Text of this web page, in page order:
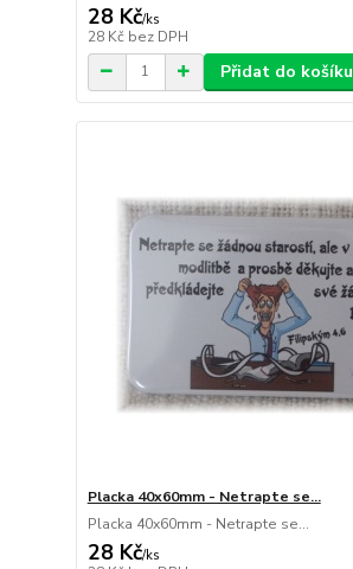
28 Kč/ks
28 Kč bez DPH
Přidat do košíku
Placka 40x60mm - Netrapte se...
Placka 40x60mm - Netrapte se...
28 Kč/ks